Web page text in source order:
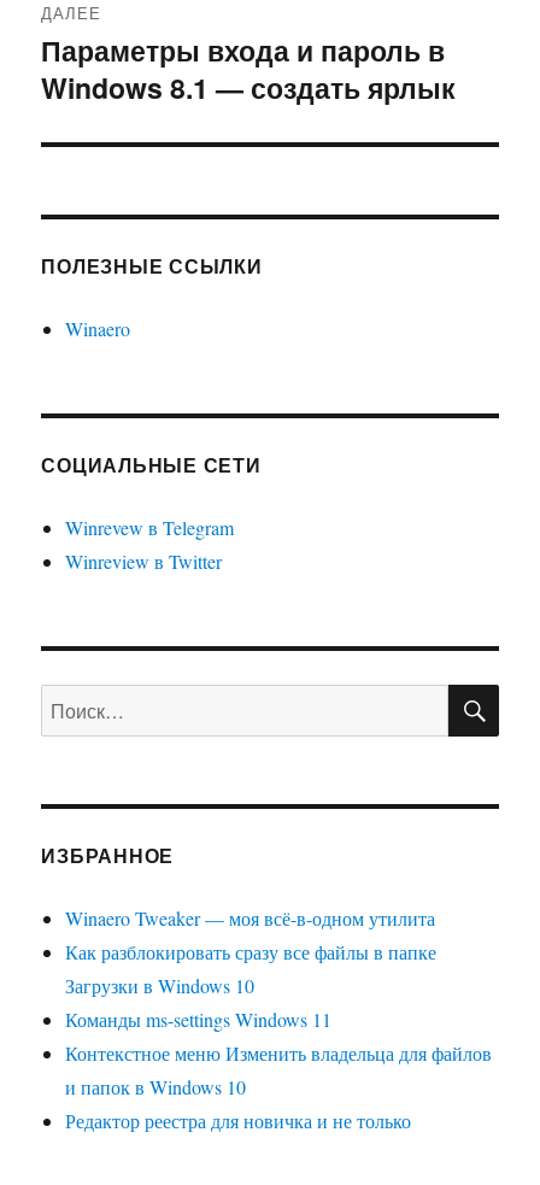
ДАЛЕЕ
Следующая
запись:
Параметры входа и пароль в
Windows 8.1 — создать ярлык
ПОЛЕЗНЫЕ ССЫЛКИ
Winaero
СОЦИАЛЬНЫЕ СЕТИ
Winrevew в Telegram
Winreview в Twitter
Искать:
ИЗБРАННОЕ
Winaero Tweaker — моя всё-в-одном утилита
Как разблокировать сразу все файлы в папке
Загрузки в Windows 10
Команды ms-settings Windows 11
Контекстное меню Изменить владельца для файлов
и папок в Windows 10
Редактор реестра для новичка и не только